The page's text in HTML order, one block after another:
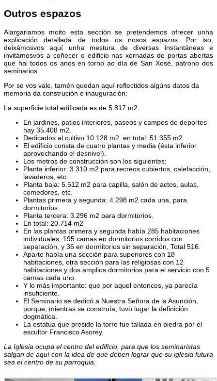
Outros espazos
Alargariamos moito esta sección se pretendemos ofrecer unha
explicación detallada de todos os nosos espazos. Por iso,
deixámosvos aquí unha mestura de diversas instantáneas e
invitámosvos a coñecer o edificio nas xornadas de portas abertas
que hai todos os anos en torno ao día de San Xosé, patrono dos
seminarios.
Por se vos vale, tamén quedan aquí reflectidos algúns datos da
memoria da construción e inauguración:
La superficie total edificada es de 5.817 m2.
En jardines, patios interiores, paseos y campos de deportes
hay 35.408 m2.
Dedicados al cultivo 10.128 m2. en total: 51.355 m2.
El edificio consta de cuatro plantas y media (ésta inferior
aprovechando el desnivel).
Los metros de construcción son los siguientes:
Planta inferior: 3.310 m2 para recreos cubiertos, calefacción,
lavaderos, etc.
Planta baja: 5.512 m2 para capilla, salón de actos, aulas,
comedores, etc.
Plantas primera y segunda: 4.298 m2 cada una, para
dormitorios.
Planta tercera: 3.296 m2 para dormitorios.
En total: 20.714 m2
En las plantas primera y segunda había 285 habitaciones
individuales, 195 camas en dormitorios corridos con
separación, y 36 en dormitorios sin separación, Total 516.
Aparte había una sección para superiores con 18
habitaciones, otra sección para las religiosas con 12
habitaciones y dos amplios dormitorios para el servicio con 5
camas cada uno.
Y lo más importante: que por aquel entonces, ya parecía
insuficiente.
El Seminario se dedicó a Nuestra Señora de la Asunción,
porque, mientras se construía, tuvo lugar la definición
dogmática.
La estatua que preside la torre fue tallada en piedra por el
escultor Francisco Asorey.
La Iglesia ocupa el centro del edificio, para que los seminaristas
salgan de aquí con la idea de que deben lograr que su iglesia futura
sea el centro de su parroquia.